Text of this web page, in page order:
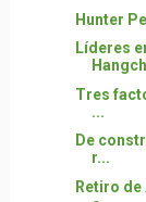
Hunter
Líderes
Tres
...
De
r...
Retiro de